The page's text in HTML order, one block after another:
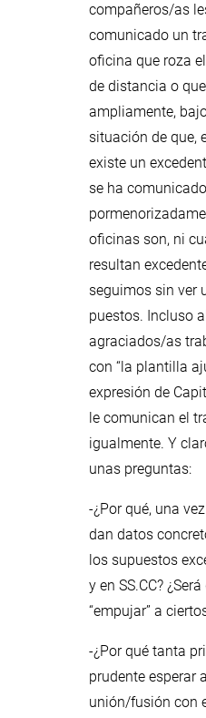
compañeros/as
comunicado un
oficina que roza
de distancia o
ampliamente,
situación de que,
existe un
se ha comunicado
oficinas son, ni
resultan
seguimos sin ver
puestos. Incluso
agraciados/as
con “la plantilla
expresión de
le comunican el
igualmente. Y
unas preguntas:
-¿Por qué, una
dan datos
los supuestos
y en SS.CC?
“empujar” a
-¿Por qué tanta
prudente esperar
unión/fusión con